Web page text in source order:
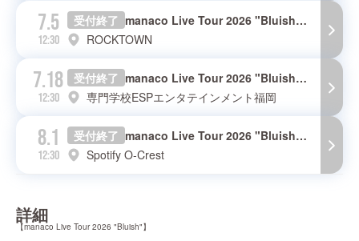
7.5
12:30
受付終了
manaco Live Tour 2026 "Bluish" 大阪公演
ROCKTOWN
7.18
12:30
受付終了
manaco Live Tour 2026 "Bluish" 福岡公演
専門学校ESPエンタテインメント福岡
8.1
12:30
受付終了
manaco Live Tour 2026 "Bluish" 東京公演
Spotify O-Crest
詳細
【manaco Live Tour 2026 "Bluish"】